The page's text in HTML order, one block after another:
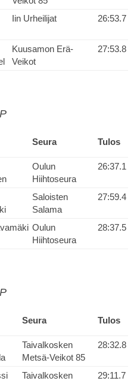
Iin Urheilijat 26:53.7
Kuusamon Erä-
Veikot
27:53.8
Seura Tulos
Oulun
Hiihtoseura
26:37.1
Saloisten
Salama
27:59.4
Oulun
Hiihtoseura
28:37.5
Seura Tulos
Taivalkosken
Metsä-Veikot 85
28:32.8
Taivalkosken
29:11.7